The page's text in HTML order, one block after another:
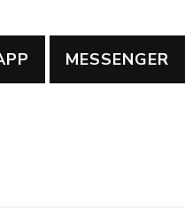
MESSENGER